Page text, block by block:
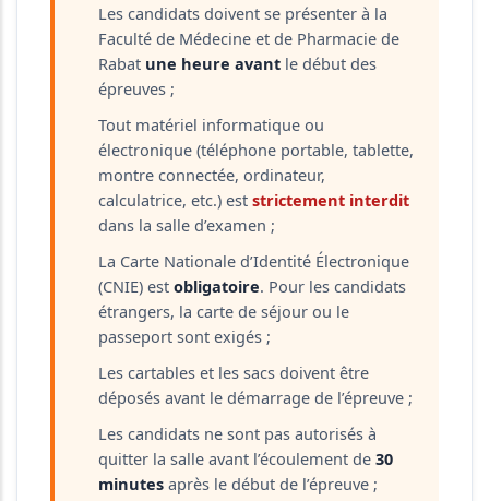
Les candidats doivent se présenter à la
Faculté de Médecine et de Pharmacie de
Rabat une heure avant le début des
épreuves ;
Tout matériel informatique ou
électronique (téléphone portable, tablette,
montre connectée, ordinateur,
calculatrice, etc.) est strictement interdit
dans la salle d’examen ;
La Carte Nationale d’Identité Électronique
(CNIE) est obligatoire. Pour les candidats
étrangers, la carte de séjour ou le
passeport sont exigés ;
Les cartables et les sacs doivent être
déposés avant le démarrage de l’épreuve ;
Les candidats ne sont pas autorisés à
quitter la salle avant l’écoulement de 30
minutes après le début de l’épreuve ;